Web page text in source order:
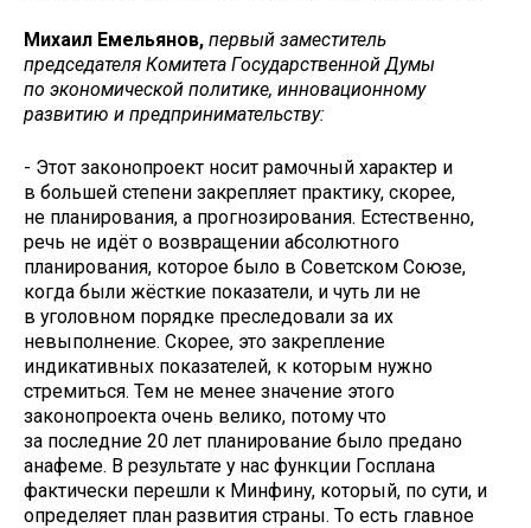
Михаил Емельянов, первый заместитель
председателя Комитета Государственной Думы
по экономической политике, инновационному
развитию и предпринимательству:
- Этот законопроект носит рамочный характер и
в большей степени закрепляет практику, скорее,
не планирования, а прогнозирования. Естественно,
речь не идёт о возвращении абсолютного
планирования, которое было в Советском Союзе,
когда были жёсткие показатели, и чуть ли не
в уголовном порядке преследовали за их
невыполнение. Скорее, это закрепление
индикативных показателей, к которым нужно
стремиться. Тем не менее значение этого
законопроекта очень велико, потому что
за последние 20 лет планирование было предано
анафеме. В результате у нас функции Госплана
фактически перешли к Минфину, который, по сути, и
определяет план развития страны. То есть главное